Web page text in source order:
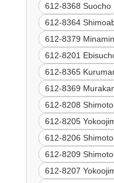
612-8368 Suocho
612-8364
612-8379
612-8201
612-8365
612-8369
612-8208
612-8205
612-8206
612-8209
612-8207